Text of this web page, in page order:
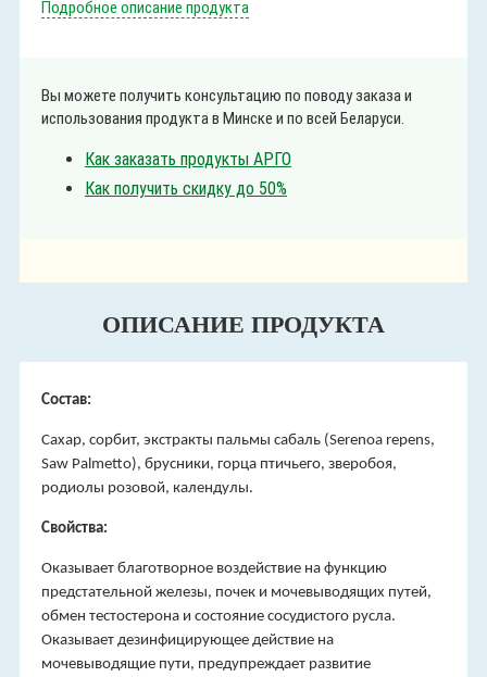
Подробное описание продукта
Вы можете получить консультацию по поводу заказа и
использования продукта в Минске и по всей Беларуси.
Как заказать продукты АРГО
Как получить скидку до 50%
ОПИСАНИЕ ПРОДУКТА
Состав:
Сахар, сорбит, экстракты пальмы сабаль (Serenoa repens,
Saw Palmetto), брусники, горца птичьего, зверобоя,
родиолы розовой, календулы.
Свойства:
Оказывает благотворное воздействие на функцию
предстательной железы, почек и мочевыводящих путей,
обмен тестостерона и состояние сосудистого русла.
Оказывает дезинфицирующее действие на
мочевыводящие пути, предупреждает развитие